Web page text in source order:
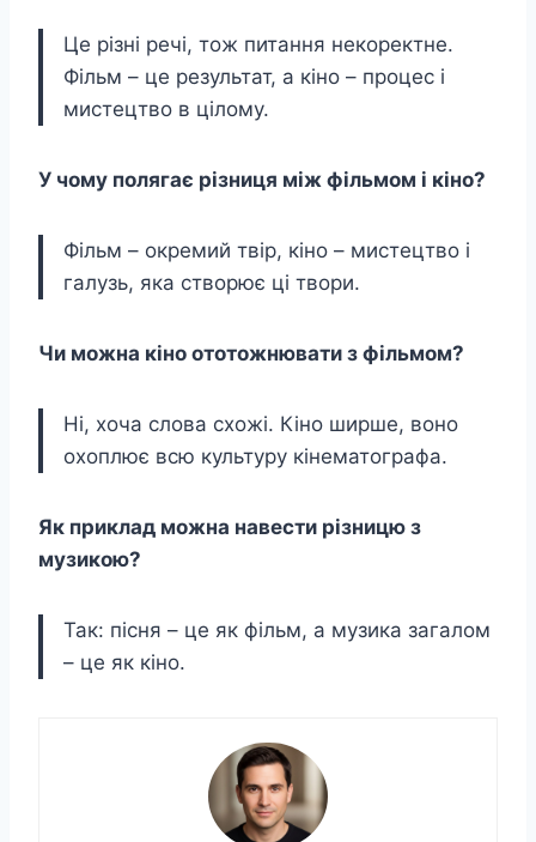
Це різні речі, тож питання некоректне.
Фільм – це результат, а кіно – процес і
мистецтво в цілому.
У чому полягає різниця між фільмом і кіно?
Фільм – окремий твір, кіно – мистецтво і
галузь, яка створює ці твори.
Чи можна кіно ототожнювати з фільмом?
Ні, хоча слова схожі. Кіно ширше, воно
охоплює всю культуру кінематографа.
Як приклад можна навести різницю з
музикою?
Так: пісня – це як фільм, а музика загалом
– це як кіно.